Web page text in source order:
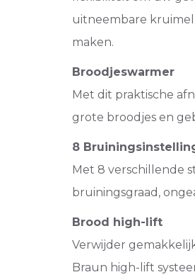
uitneembare
maken.
Broodjeswarmer
Met dit praktische
grote broodjes en
8
Met 8 verschillende
bruiningsgraad,
Brood high-lift
Verwijder
Braun high-lift